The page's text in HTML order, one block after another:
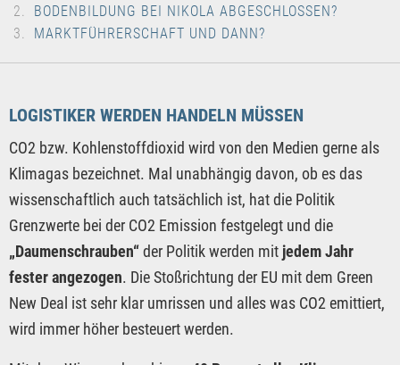
BODENBILDUNG BEI NIKOLA ABGESCHLOSSEN?
MARKTFÜHRERSCHAFT UND DANN?
LOGISTIKER WERDEN HANDELN MÜSSEN
CO2 bzw. Kohlenstoffdioxid wird von den Medien gerne als
Klimagas bezeichnet. Mal unabhängig davon, ob es das
wissenschaftlich auch tatsächlich ist, hat die Politik
Grenzwerte bei der CO2 Emission festgelegt und die
„Daumenschrauben“der Politik werden mit jedem Jahr
fester angezogen. Die Stoßrichtung der EU mit dem Green
New Deal ist sehr klar umrissen und alles was CO2 emittiert,
wird immer höher besteuert werden.